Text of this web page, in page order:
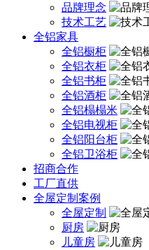
品牌理念
技术工艺
全铝家具
全铝橱柜
全铝衣柜
全铝书柜
全铝酒柜
全铝榻榻米
全铝电视柜
全铝阳台柜
全铝卫浴柜
招商合作
工厂直供
全屋定制案例
全屋定制
厨房
儿童房